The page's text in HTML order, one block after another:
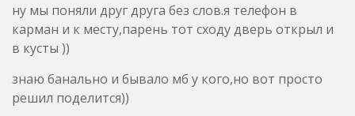
ну мы поняли друг друга без слов.я телефон в
карман и к месту,парень тот сходу дверь открыл и
в кусты ))
знаю банально и бывало мб у кого,но вот просто
решил поделится))